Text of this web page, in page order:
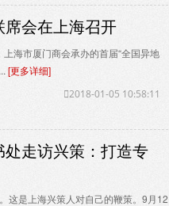
席会在上海召开
海市厦门商会承办的首届“全国异地
[更多详细]
2018-01-05 10:58:11
处走访兴策：打造专
这是上海兴策人对自己的鞭策。9月12